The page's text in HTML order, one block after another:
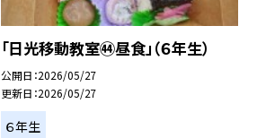
「日光移動教室㊹昼食」（６年生）
公開日 2026/05/27
更新日 2026/05/27
６年生